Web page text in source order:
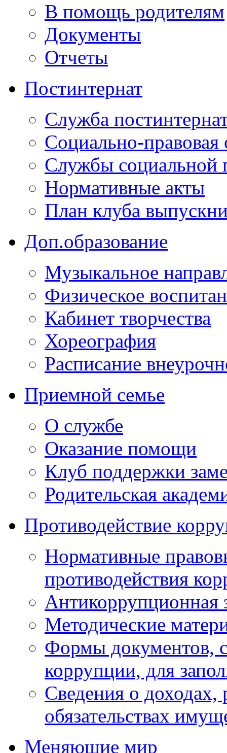
В помощь родителям
Документы
Отчеты
Постинтернат
Служба
Социально-правовая
Службы социальной
Нормативные акты
План клуба
Доп.образование
Музыкальное
Физическое
Кабинет творчества
Хореография
Расписание
Приемной семье
О службе
Оказание помощи
Клуб поддержки
Родительская
Противодействие
Нормативные
противодействия
Антикоррупционная
Методические
Формы документов,
коррупции, для
Сведения о доходах,
обязательствах
Меняющие мир